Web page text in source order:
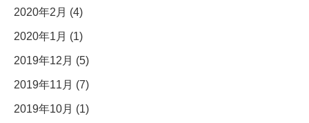
2020年2月 (4)
2020年1月 (1)
2019年12月 (5)
2019年11月 (7)
2019年10月 (1)